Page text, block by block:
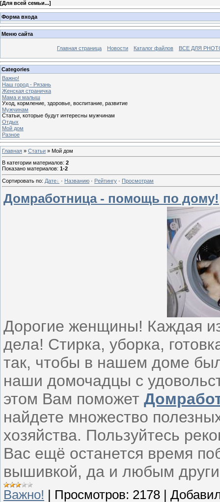
[Для всей семьи...]
Форма входа
Меню сайта
Главная страница Новости Каталог файлов ВСЕ ДЛЯ
Categories
Важно!
Наш город - Рязань
Женская страничка
Мама и малыш
Уход, кормление, здоровье, воспитание, развитие
Мужчинам
Статьи, которые будут интересны мужчинам
Отдых
Мой дом
Разное
Главная » Статьи » Мой дом
В категории материалов: 2
Показано материалов: 1-2
Сортировать по: Дате · Названию · Рейтингу · Просмотрам
Домработница - помощь по дому!
Дорогие женщины! Каждая
дела! Стирка, уборка,
так, чтобы в нашем доме
наши домочадцы с
этом Вам поможет
найдете множество
хозяйства. Пользуйтесь
Вас ещё останется время
вышивкой, да и любым
Важно! | Просмотров: 2178 |